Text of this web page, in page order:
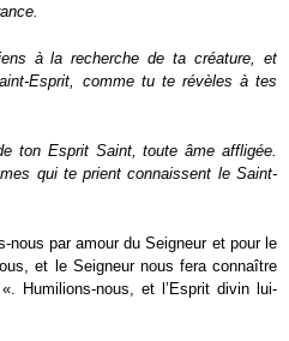
à la recherche de ta créature, et
Esprit, comme tu te révèles à tes
ton Esprit Saint, toute âme affligée.
qui te prient connaissent le Saint-
nous par amour du Seigneur et pour le
et le Seigneur nous fera connaître
Humilions-nous, et l’Esprit divin lui-